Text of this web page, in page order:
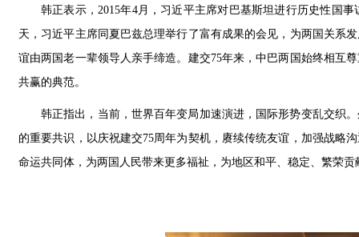
韩正表示，2015年4月，习近平主席对巴基斯坦进行历史性国
天，习近平主席同夏巴兹总理举行了富有成果的会见，为两国关系
谊由两国老一辈领导人亲手缔造。建交75年来，中巴两国始终相互
共赢的典范。
韩正指出，当前，世界百年变局加速演进，国际形势变乱交织
的重要共识，以庆祝建交75周年为契机，赓续传统友谊，加强战略
命运共同体，为两国人民带来更多福祉，为地区和平、稳定、繁荣贡